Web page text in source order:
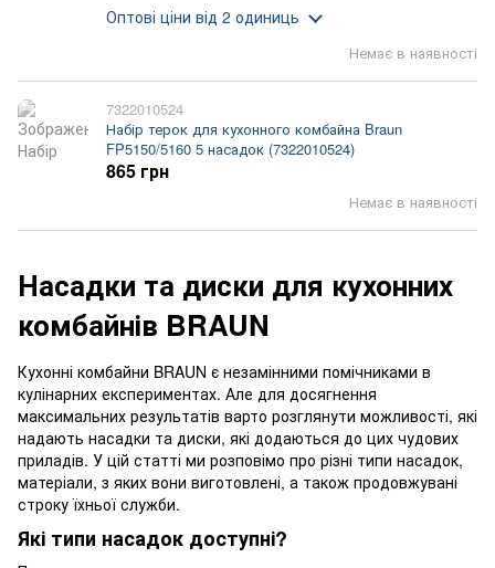
Немає в наявності
Оптові ціни від 2 одиниць
7322010524
Набір терок для кухонного комбайна Braun
FP5150/5160 5 насадок (7322010524)
Немає в наявності
865 грн
Насадки та диски для кухонних
комбайнів BRAUN
Кухонні комбайни BRAUN є незамінними помічниками в
кулінарних експериментах. Але для досягнення
максимальних результатів варто розглянути можливості, які
надають насадки та диски, які додаються до цих чудових
приладів. У цій статті ми розповімо про різні типи насадок,
матеріали, з яких вони виготовлені, а також продовжувані
строку їхньої служби.
Які типи насадок доступні?